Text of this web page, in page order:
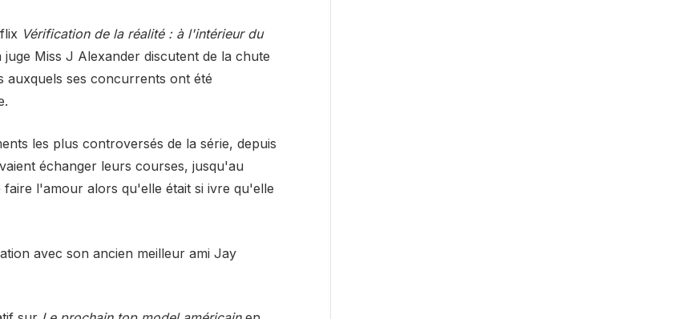
Vérification de la réalité : à l'intérieur du
Miss J Alexander discutent de la chute
auxquels ses concurrents ont été
les plus controversés de la série, depuis
échanger leurs courses, jusqu'au
l'amour alors qu'elle était si ivre qu'elle
avec son ancien meilleur ami Jay